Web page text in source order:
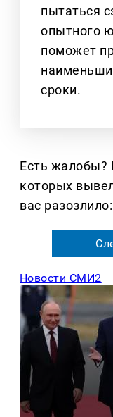
пытаться
опытного
поможет
сроки.
Есть жалобы?
которых
вас
Новости СМИ2